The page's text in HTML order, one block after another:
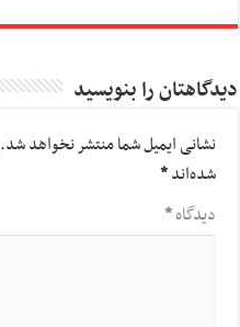
دیدگاهتان را بنویسید
نشانی ایمیل شما منتشر نخواهد شد.
شده‌اند*
دیدگاه*